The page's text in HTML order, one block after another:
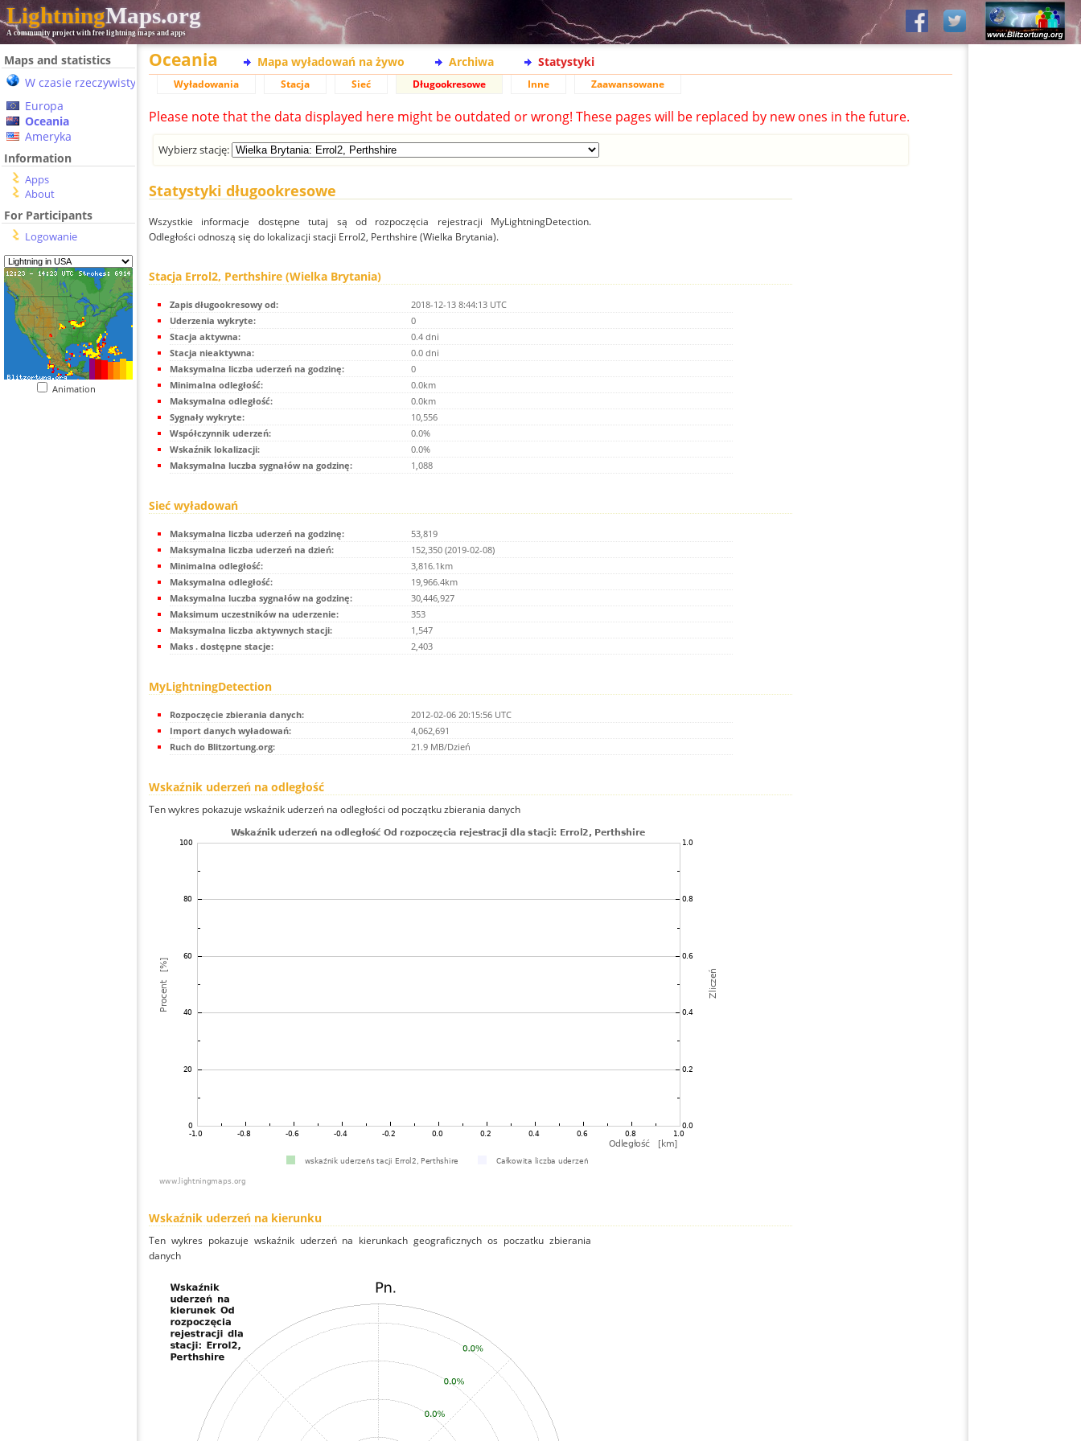
LightningMaps.org
A community project with free lightning maps and apps
Maps and statistics
W czasie rzeczywistym
Europa
Oceania
Ameryka
Information
Apps
About
For Participants
Logowanie
Animation
Oceania Mapa wyładowań na żywo Archiwa Statystyki
Wyładowania Stacja Sieć Długookresowe Inne Zaawansowane
Please note that the data displayed here might be outdated or wrong! These pages will be replaced by new ones in the future.
Wybierz stację:
Statystyki długookresowe
Wszystkie informacje dostępne tutaj są od rozpoczęcia rejestracji MyLightningDetection.
Odległości odnoszą się do lokalizacji stacji Errol2, Perthshire (Wielka Brytania).
Stacja Errol2, Perthshire (Wielka Brytania)
Zapis długookresowy od:
2018-12-13 8:44:13 UTC
Uderzenia wykryte:
0
Stacja aktywna:
0.4 dni
Stacja nieaktywna:
0.0 dni
Maksymalna liczba uderzeń na godzinę:
0
Minimalna odległość:
0.0km
Maksymalna odległość:
0.0km
Sygnały wykryte:
10,556
Współczynnik uderzeń:
0.0%
Wskaźnik lokalizacji:
0.0%
Maksymalna luczba sygnałów na godzinę:
1,088
Sieć wyładowań
Maksymalna liczba uderzeń na godzinę:
53,819
Maksymalna liczba uderzeń na dzień:
152,350 (2019-02-08)
Minimalna odległość:
3,816.1km
Maksymalna odległość:
19,966.4km
Maksymalna luczba sygnałów na godzinę:
30,446,927
Maksimum uczestników na uderzenie:
353
Maksymalna liczba aktywnych stacji:
1,547
Maks . dostępne stacje:
2,403
MyLightningDetection
Rozpoczęcie zbierania danych:
2012-02-06 20:15:56 UTC
Import danych wyładowań:
4,062,691
Ruch do Blitzortung.org:
21.9 MB/Dzień
Wskaźnik uderzeń na odległość
Ten wykres pokazuje wskaźnik uderzeń na odległości od początku zbierania danych
Wskaźnik uderzeń na kierunku
Ten wykres pokazuje wskaźnik uderzeń na kierunkach geograficznych os poczatku zbierania
danych